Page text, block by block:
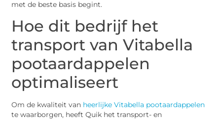
met de beste basis begint.
Hoe dit bedrijf het
transport van Vitabella
pootaardappelen
optimaliseert
Om de kwaliteit van heerlijke Vitabella pootaardappelen
te waarborgen, heeft Quik het transport- en